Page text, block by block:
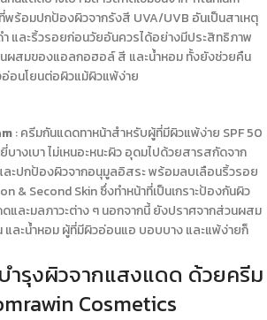
พร้อมปกป้องผิวจากรังสี UVA/UVB อันเป็นสาเหตุ
และริ้วรอยก่อนวัยอันควรได้อย่างมีประสิทธิภาพ
ผสมของแอลกอฮอล์ สี และน้ำหอม ทั้งยังช่วยคืน
อ่อนโยนต่อผิวแม้ผิวแพ้ง่าย
:ครีมกันแดดทาหน้าสำหรับผู้ที่มีผิวแพ้ง่าย SPF 50
บางเบา ไม่เหนอะหนะผิว อุดมไปด้วยสารสกัดจาก
ละปกป้องผิวจากอนุมูลอิสระ พร้อมลบเลือนริ้วรอย
& Second Skin ซึ่งทำหน้าที่เป็นเกราะป้องกันผิว
และมลภาวะต่าง ๆ นอกจากนี้ ยังปราศจากส่วนผสม
ละน้ำหอม ผู้ที่มีผิวอ่อนแอ บอบบาง และแพ้ง่ายก็
ำรุงผิวจากแสงแดด ด้วยครีม
Cosmetics